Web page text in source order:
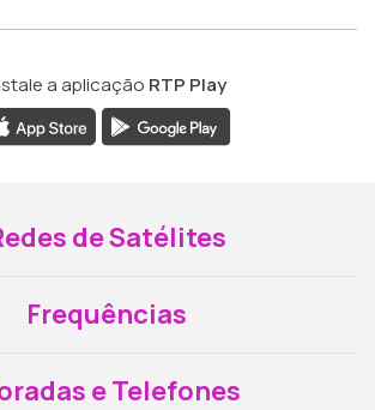
a aplicação RTP Play
de Satélites
Frequências
e Telefones